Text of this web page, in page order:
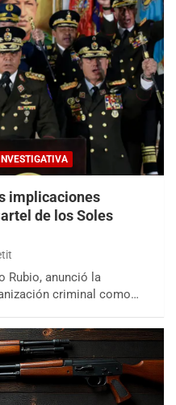
implicaciones
de los Soles
Rubio, anunció la
criminal como…